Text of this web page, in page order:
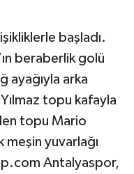
başladı.
beraberlik golü
ayağıyla arka
topu kafayla
topu Mario
meşin yuvarlağı
Antalyaspor,